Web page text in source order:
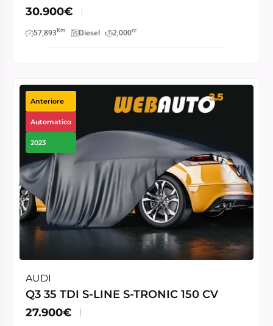
30.900€
57,893Km Diesel 2,000cc
Anteriore
Automatico
2023
AUDI
Q3 35 TDI S-LINE S-TRONIC 150 CV
27.900€